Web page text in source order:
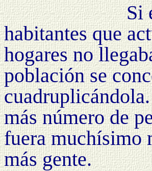
Si
habitantes que
hogares no
población se
más número de
fuera muchísimo
más gente.